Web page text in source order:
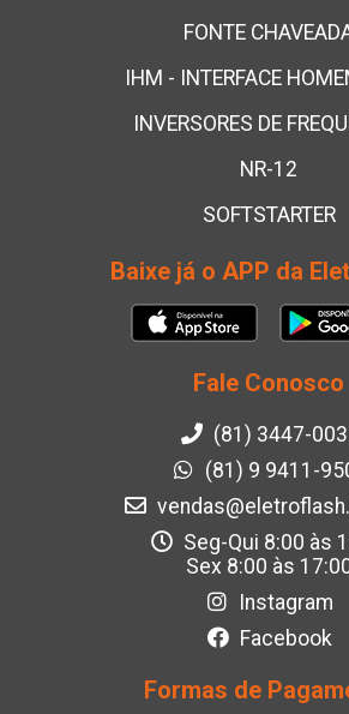
FONTE
IHM - INTERFACE
INVERSORES DE
NR-12
SOFTSTARTER
Baixe já o APP da
Fale Conosco
(81) 3447-
(81) 9 9411-
Seg-Qui 8:00 às
Sex 8:00 às
Instagram
Facebook
Formas de